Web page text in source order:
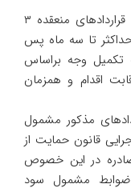
تبصره ۶- حداکثر زمان تحویل خودرو برای قراردادهای منعقده ۳
تا سه ماه پس
تکمیل وجه براساس
اقدام و همزمان
مذکور مشمول
قانون حمایت از
صادره در این خصوص
ضوابط مشمول سود